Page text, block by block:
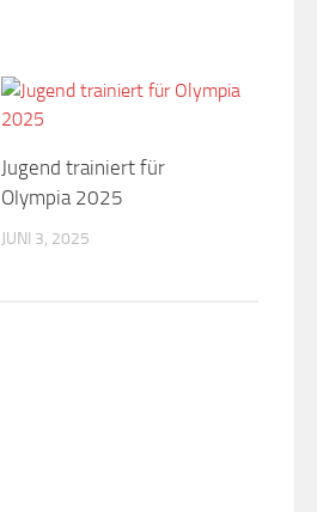
Jugend trainiert für
Olympia 2025
JUNI 3, 2025